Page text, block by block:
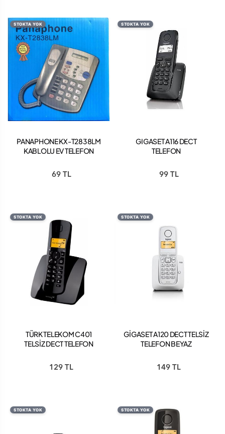
STOKTA YOK
PANAPHONE KX-T2838LM
KABLOLU EV TELEFON
69 TL
STOKTA YOK
GIGASET A116 DECT
TELEFON
99 TL
STOKTA YOK
TÜRK TELEKOM C401
TELSİZ DECT TELEFON
129 TL
STOKTA YOK
GİGASET A120 DECT TELSİZ
TELEFON BEYAZ
149 TL
STOKTA YOK STOKTA YOK